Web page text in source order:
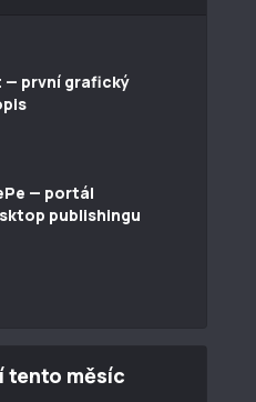
— první grafický
— portál
publishingu
tento měsíc